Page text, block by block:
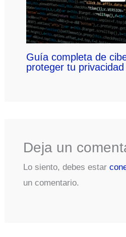
Guía completa de
proteger tu
Deja un
Lo siento, debes estar
un comentario.